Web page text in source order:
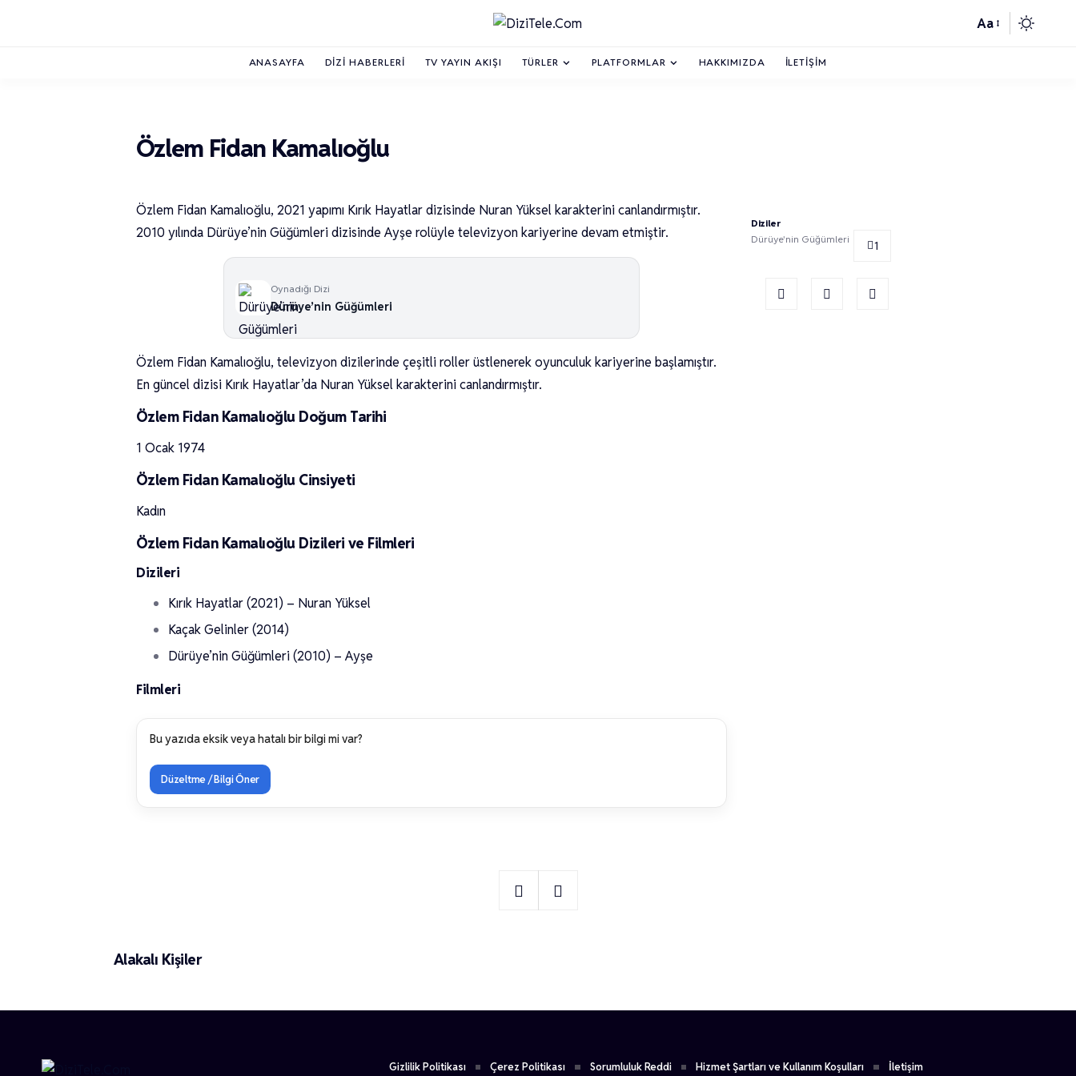
Aa
ANASAYFA DIZI HABERLERI TV YAYIN AKIŞI TÜRLER PLATFORMLAR HAKKIMIZDA İLETIŞIM
Özlem Fidan Kamalıoğlu
Özlem Fidan Kamalıoğlu, 2021 yapımı Kırık Hayatlar dizisinde Nuran Yüksel karakterini canlandırmıştır.
2010 yılında Dürüye’nin Güğümleri dizisinde Ayşe rolüyle televizyon kariyerine devam etmiştir.
Oynadığı Dizi
Dürüye’nin Güğümleri
Özlem Fidan Kamalıoğlu, televizyon dizilerinde çeşitli roller üstlenerek oyunculuk kariyerine başlamıştır.
En güncel dizisi Kırık Hayatlar’da Nuran Yüksel karakterini canlandırmıştır.
Özlem Fidan Kamalıoğlu Doğum Tarihi
1 Ocak 1974
Özlem Fidan Kamalıoğlu Cinsiyeti
Kadın
Özlem Fidan Kamalıoğlu Dizileri ve Filmleri
Dizileri
Kırık Hayatlar (2021) – Nuran Yüksel
Kaçak Gelinler (2014)
Dürüye’nin Güğümleri (2010) – Ayşe
Filmleri
Bu yazıda eksik veya hatalı bir bilgi mi var?
Düzeltme / Bilgi Öner
Diziler
Dürüye'nin Güğümleri
1
Alakalı Kişiler
Sercan Kilic
Gizlilik Politikası Çerez Politikası Sorumluluk Reddi Hizmet Şartları ve Kullanım Koşulları İletişim